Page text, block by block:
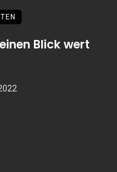
Blick wert